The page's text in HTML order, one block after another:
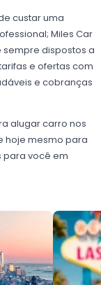
custar uma
Miles Car
dispostos a
e ofertas com
e cobranças
alugar carro nos
hoje mesmo para
para você em